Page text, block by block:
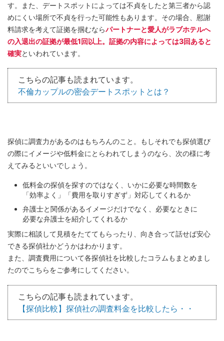
す。また、デートスポットによっては不貞をしたと第三者から認
めにくい場所で不貞を行った可能性もあります。その場合、慰謝
料請求を考えて証拠を掴むならパートナーと愛人がラブホテルへ
の入退出の証拠が最低1回以上。証拠の内容によっては3回あると
確実といわれています。
こちらの記事も読まれています。
不倫カップルの密会デートスポットとは？
探偵に調査力があるのはもちろんのこと。もしそれでも探偵選び
の際にイメージや低料金にとらわれてしまうのなら、次の様に考
えてみるといいでしょう。
低料金の探偵を探すのではなく、いかに必要な時間数を
「効率よく」「費用を取りすぎず」対応してくれるか
弁護士と関係があるイメージだけでなく、必要なときに
必要な弁護士を紹介してくれるか
実際に相談して見積をたててもらったり、向き合って話せば安心
できる探偵社かどうかはわかります。
また、調査費用について各探偵社を比較したコラムもまとめまし
たのでこちらをご参考にしてください。
こちらの記事も読まれています。
【探偵比較】探偵社の調査料金を比較したら・・